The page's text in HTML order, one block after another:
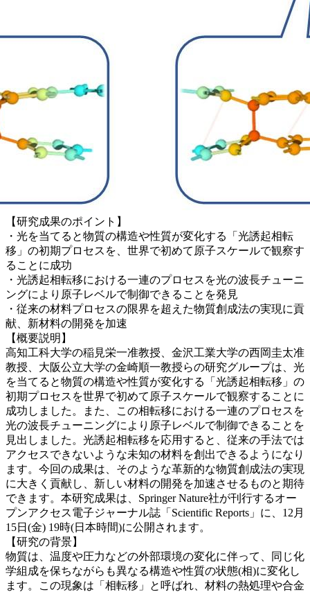
【研究成果のポイント】
・光を当てると物質の構造や性質が変化する「光誘起相転
移」の初期プロセスを、世界で初めて原子スケールで観察す
ることに成功
・光誘起相転移における一連のプロセスを光の波長チューニ
ングにより原子レベルで制御できることを発見
・従来の材料プロセスの限界を超えた物質創成法の実現に貢
献、新材料の開発を加速
【概要説明】
高知工科大学の稲見栄一准教授、金沢工業大学の西岡圭太准
教授、大阪公立大学の金崎順一教授らの研究グループは、光
を当てると物質の構造や性質が変化する「光誘起相転移」の
初期プロセスを世界で初めて原子スケールで観察することに
成功しました。また、この相転移における一連のプロセスを
光の波長チューニングにより原子レベルで制御できることを
見出しました。光誘起相転移を応用すると、従来の手法では
アクセスできないような未知の材料を創出できるようになり
ます。今回の成果は、そのような革新的な物質創成法の実現
に大きく貢献し、新しい材料の開発を加速させるものと期待
できます。本研究成果は、Springer Nature社が刊行するオー
プンアクセス電子ジャーナル誌「Scientific Reports」に、12月
15日(金) 19時(日本時間)に公開されます。
【研究の背景】
物質は、温度や圧力などの外部環境の変化に伴って、同じ化
学組成を保ちながらも異なる構造や性質の状態(相)に変化し
ます。この現象は「相転移」と呼ばれ、材料の熱処理や合金